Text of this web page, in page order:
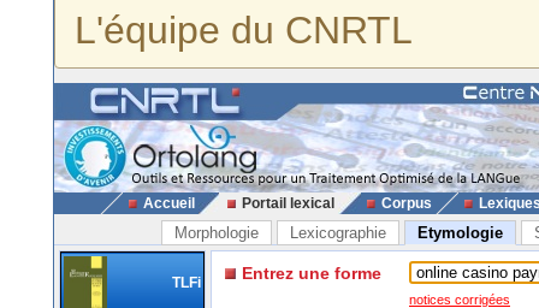
L'équipe du CNRTL
Accueil Portail lexical Corpus
Morphologie Lexicographie Etymologie
TLFi Entrez une forme
notices corrigées